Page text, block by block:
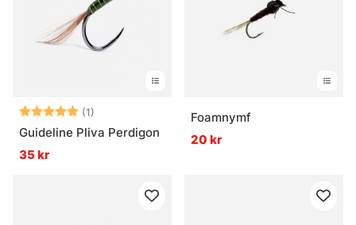
Betyg: (1)
5.0 utav 5 stjärnor
Guideline Pliva Perdigon
35 kr
Foamnymf
20 kr